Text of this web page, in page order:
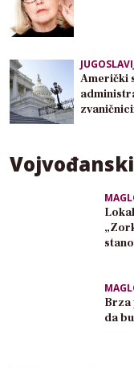
Američki
Brza
da